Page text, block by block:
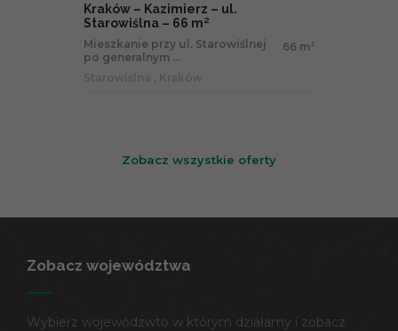
Kraków – Kazimierz – ul.
Starowiślna – 66 m²
Mieszkanie przy ul. Starowiślnej
po generalnym ...
66 m 2
Zobacz wszystkie oferty
Zobacz województwa
Wybierz wojewódzwto w którym działamy i zobacz